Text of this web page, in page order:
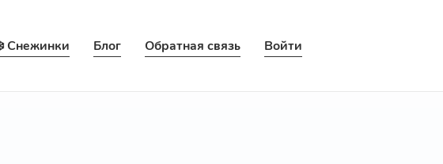
Снежинки Блог Обратная связь Войти